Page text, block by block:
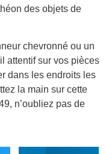
des objets de
chevronné ou un
attentif sur vos pièces
dans les endroits les
la main sur cette
n’oubliez pas de